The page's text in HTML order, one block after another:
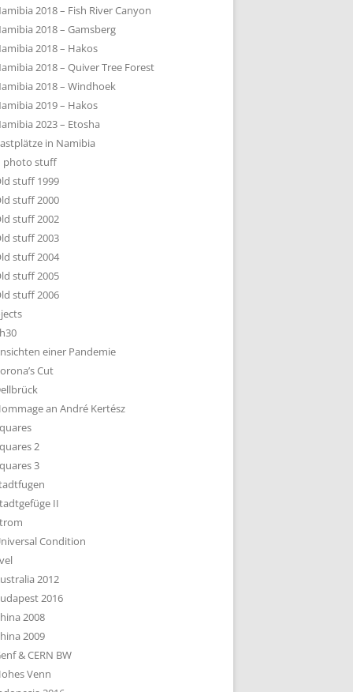
2018 – Fish River Canyon
2018 – Gamsberg
2018 – Hakos
2018 – Quiver Tree Forest
2018 – Windhoek
2019 – Hakos
2023 – Etosha
in Namibia
photo stuff
stuff 1999
stuff 2000
stuff 2002
stuff 2003
stuff 2004
stuff 2005
stuff 2006
einer Pandemie
Cut
an André Kertész
2
3
II
Condition
2012
2016
2008
2009
& CERN BW
Venn